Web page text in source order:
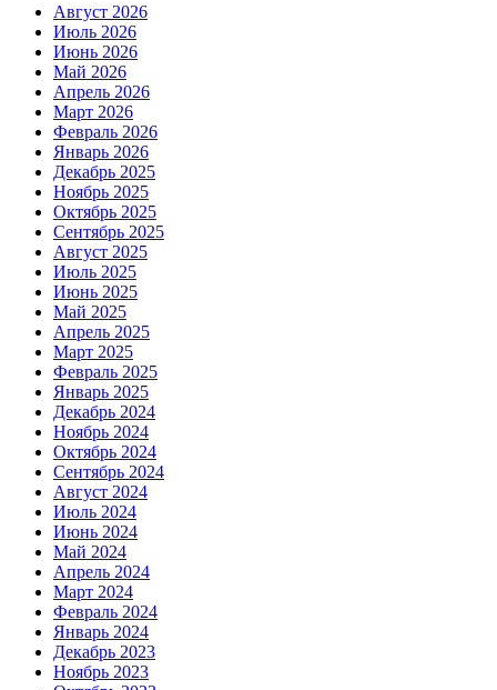
Август 2026
Июль 2026
Июнь 2026
Май 2026
Апрель 2026
Март 2026
Февраль 2026
Январь 2026
Декабрь 2025
Ноябрь 2025
Октябрь 2025
Сентябрь 2025
Август 2025
Июль 2025
Июнь 2025
Май 2025
Апрель 2025
Март 2025
Февраль 2025
Январь 2025
Декабрь 2024
Ноябрь 2024
Октябрь 2024
Сентябрь 2024
Август 2024
Июль 2024
Июнь 2024
Май 2024
Апрель 2024
Март 2024
Февраль 2024
Январь 2024
Декабрь 2023
Ноябрь 2023